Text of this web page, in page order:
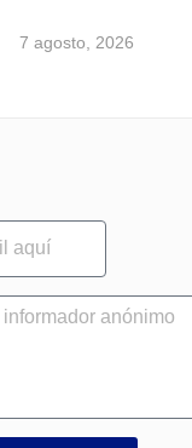
7 agosto, 2026